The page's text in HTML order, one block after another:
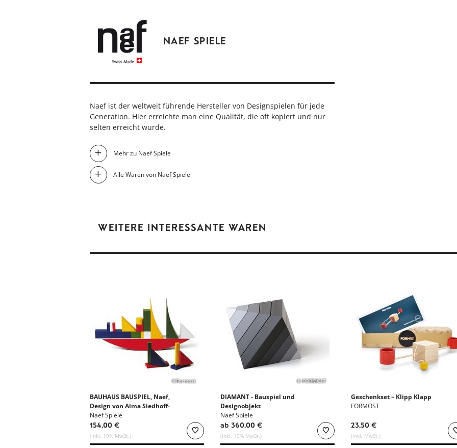
NAEF SPIELE
Naef ist der weltweit führende Hersteller von Designspielen für jede
Generation. Hier erreichte man eine Qualität, die oft kopiert und nur
selten erreicht wurde.
Mehr zu Naef Spiele
Alle Waren von Naef Spiele
WEITERE INTERESSANTE WAREN
©Formost
BAUHAUS BAUSPIEL, Naef,
Design von Alma Siedhoff-
Buscher
Naef Spiele
154,00 €
(inkl. 19% MwSt.)
© FORMOST
DIAMANT - Bauspiel und
Designobjekt
Naef Spiele
ab 360,00 €
(inkl. 19% MwSt.)
Geschenkset – Klipp Klapp
FORMOST
23,50 €
(inkl. MwSt.)